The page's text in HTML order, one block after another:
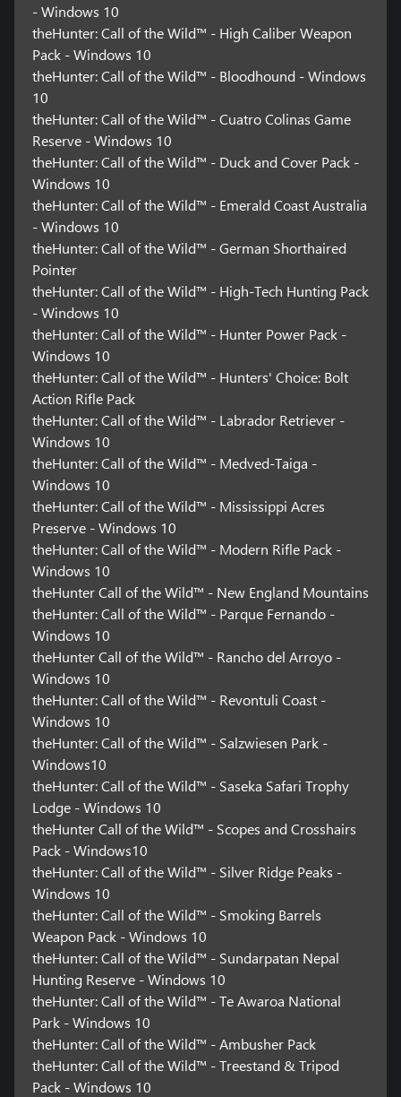
- Windows 10
theHunter: Call of the Wild™ - High Caliber Weapon
Pack - Windows 10
theHunter: Call of the Wild™ - Bloodhound - Windows
10
theHunter: Call of the Wild™ - Cuatro Colinas Game
Reserve - Windows 10
theHunter: Call of the Wild™ - Duck and Cover Pack -
Windows 10
theHunter: Call of the Wild™ - Emerald Coast Australia
- Windows 10
theHunter: Call of the Wild™ - German Shorthaired
Pointer
theHunter: Call of the Wild™ - High-Tech Hunting Pack
- Windows 10
theHunter: Call of the Wild™ - Hunter Power Pack -
Windows 10
theHunter: Call of the Wild™ - Hunters' Choice: Bolt
Action Rifle Pack
theHunter: Call of the Wild™ - Labrador Retriever -
Windows 10
theHunter: Call of the Wild™ - Medved-Taiga -
Windows 10
theHunter: Call of the Wild™ - Mississippi Acres
Preserve - Windows 10
theHunter: Call of the Wild™ - Modern Rifle Pack -
Windows 10
theHunter Call of the Wild™ - New England Mountains
theHunter: Call of the Wild™ - Parque Fernando -
Windows 10
theHunter Call of the Wild™ - Rancho del Arroyo -
Windows 10
theHunter: Call of the Wild™ - Revontuli Coast -
Windows 10
theHunter: Call of the Wild™ - Salzwiesen Park -
Windows10
theHunter: Call of the Wild™ - Saseka Safari Trophy
Lodge - Windows 10
theHunter Call of the Wild™ - Scopes and Crosshairs
Pack - Windows10
theHunter: Call of the Wild™ - Silver Ridge Peaks -
Windows 10
theHunter: Call of the Wild™ - Smoking Barrels
Weapon Pack - Windows 10
theHunter: Call of the Wild™ - Sundarpatan Nepal
Hunting Reserve - Windows 10
theHunter: Call of the Wild™ - Te Awaroa National
Park - Windows 10
theHunter: Call of the Wild™ - Ambusher Pack
theHunter: Call of the Wild™ - Treestand & Tripod
Pack - Windows 10